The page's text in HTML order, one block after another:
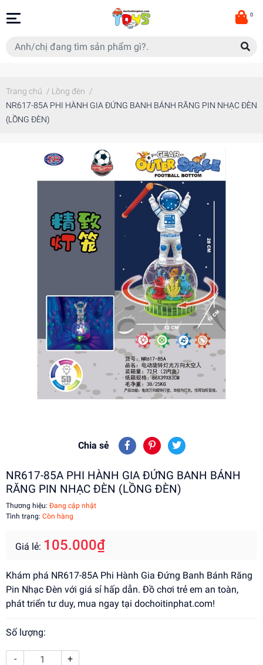
0
Trang chủ / Lồng đèn /
NR617-85A PHI HÀNH GIA ĐỨNG BANH BÁNH RĂNG PIN NHẠC ĐÈN
(LỒNG ĐÈN)
Chia sẻ
NR617-85A PHI HÀNH GIA ĐỨNG BANH BÁNH
RĂNG PIN NHẠC ĐÈN (LỒNG ĐÈN)
Thương hiệu: Đang cập nhật
Tình trạng: Còn hàng
Giá lẻ: 105.000₫
Khám phá NR617-85A Phi Hành Gia Đứng Banh Bánh Răng
Pin Nhạc Đèn với giá sỉ hấp dẫn. Đồ chơi trẻ em an toàn,
phát triển tư duy, mua ngay tại dochoitinphat.com!
Số lượng:
- +